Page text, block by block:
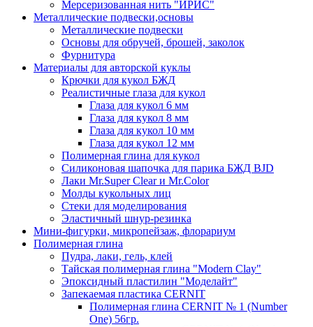
Мерсеризованная нить "ИРИС"
Металлические подвески,основы
Металлические подвески
Основы для обручей, брошей, заколок
Фурнитура
Материалы для авторской куклы
Крючки для кукол БЖД
Реалистичные глаза для кукол
Глаза для кукол 6 мм
Глаза для кукол 8 мм
Глаза для кукол 10 мм
Глаза для кукол 12 мм
Полимерная глина для кукол
Силиконовая шапочка для парика БЖД BJD
Лаки Mr.Super Clear и Mr.Color
Молды кукольных лиц
Стеки для моделирования
Эластичный шнур-резинка
Мини-фигурки, микропейзаж, флорариум
Полимерная глина
Пудра, лаки, гель, клей
Тайская полимерная глина "Modern Clay"
Эпоксидный пластилин "Моделайт"
Запекаемая пластика CERNIT
Полимерная глина CERNIT № 1 (Number
One) 56гр.